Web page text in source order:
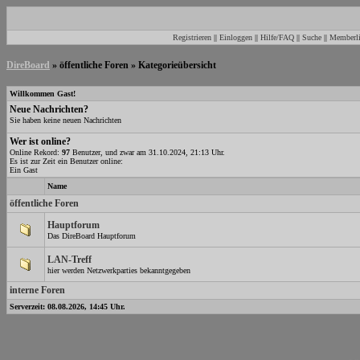
Registrieren || Einloggen || Hilfe/FAQ || Suche ||
DireBoard » öffentliche Foren » Kategorieübersicht
Willkommen Gast!
Neue Nachrichten?
Sie haben keine neuen Nachrichten
Wer ist online?
Online Rekord: 97 Benutzer, und zwar am 31.10.2024, 21:13 Uhr.
Es ist zur Zeit ein Benutzer online:
Ein Gast
Name
öffentliche Foren
Hauptforum
Das DireBoard Hauptforum
LAN-Treff
hier werden Netzwerkparties bekanntgegeben
interne Foren
Serverzeit: 08.08.2026, 14:45 Uhr.